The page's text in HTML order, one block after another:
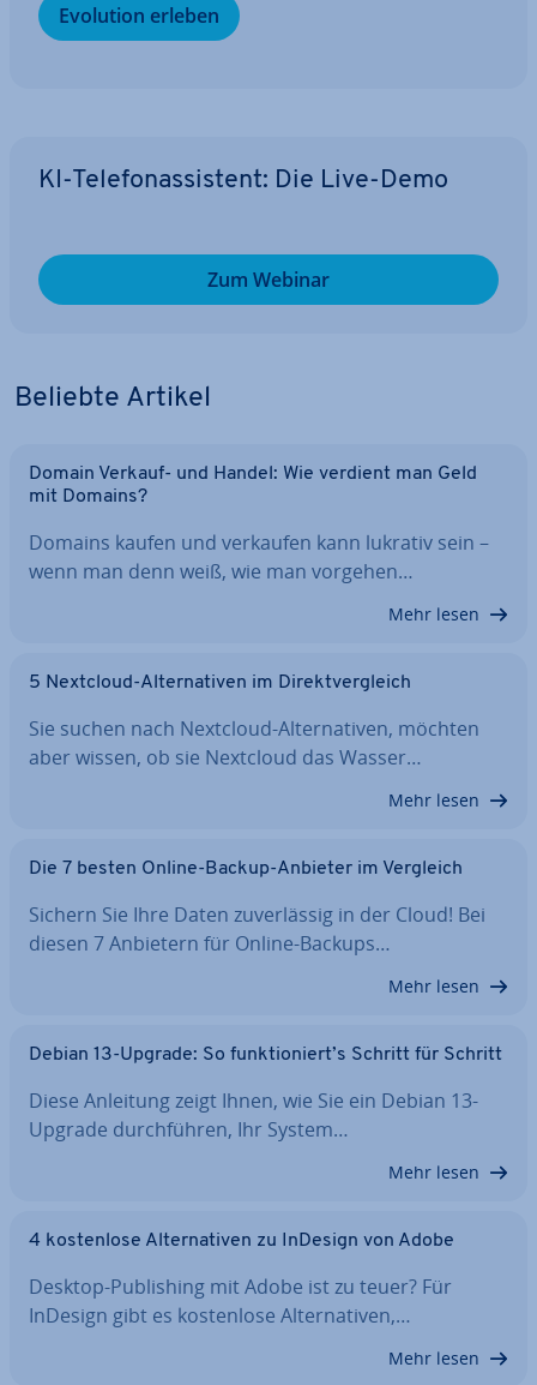
Evolution erleben
KI-Te­le­fon­as­sis­tent: Die Live-Demo
Zum Webinar
Beliebte Artikel
Domain Verkauf- und Handel: Wie verdient man Geld
mit Domains?
Domains kaufen und verkaufen kann lukrativ sein –
wenn man denn weiß, wie man vorgehen…
Mehr lesen
5 Nextcloud-Al­ter­na­ti­ven im Di­rekt­ver­gleich
Sie suchen nach Nextcloud-Al­ter­na­ti­ven, möchten
aber wissen, ob sie Nextcloud das Wasser…
Mehr lesen
Die 7 besten Online-Backup-Anbieter im Vergleich
Sichern Sie Ihre Daten zu­ver­läs­sig in der Cloud! Bei
diesen 7 Anbietern für Online-Backups…
Mehr lesen
Debian 13-Upgrade: So funk­tio­niert’s Schritt für Schritt
Diese Anleitung zeigt Ihnen, wie Sie ein Debian 13-
Upgrade durch­füh­ren, Ihr System…
Mehr lesen
4 kos­ten­lo­se Al­ter­na­ti­ven zu InDesign von Adobe
Desktop-Pu­bli­shing mit Adobe ist zu teuer? Für
InDesign gibt es kos­ten­lo­se Al­ter­na­ti­ven,…
Mehr lesen